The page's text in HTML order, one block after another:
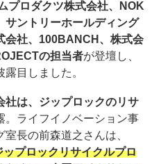
プロダクツ株式会社、NOK
サントリーホールディング
会社、100BANCH、株式会
の担当者が登壇し、
目しました。
社は、ジップロックのリサ
。ライフイノベーション事
長の前森道之さんは、
ップロックリサイクルプロ